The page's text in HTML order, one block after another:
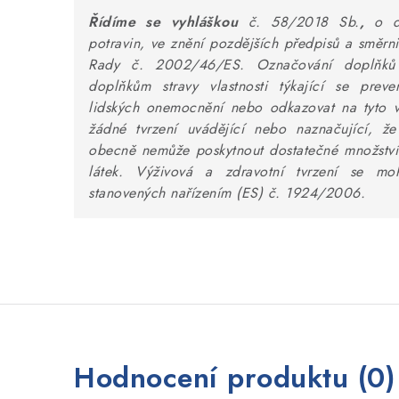
Řídíme se vyhláškou č. 58/2018 Sb., o
potravin, ve znění pozdějších předpisů a
Rady č. 2002/46/ES. Označování
doplňkům stravy vlastnosti týkající se
lidských onemocnění nebo odkazovat na tyto
žádné tvrzení uvádějící nebo naznačující,
obecně nemůže poskytnout dostatečné
látek. Výživová a zdravotní tvrzení se
stanovených nařízením (ES) č. 1924/2006.
Hodnocení produktu (0)
V